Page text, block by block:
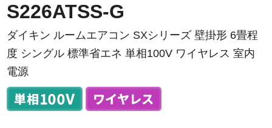
S226ATSS-G
ダイキン ルームエアコン SXシリーズ 壁掛形 6畳程
度 シングル 標準省エネ 単相100V ワイヤレス 室内
電源